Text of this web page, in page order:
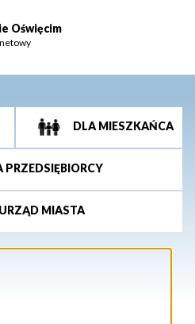
Oświęcim
DLA MIESZKAŃCA
PRZEDSIĘBIORCY
URZĄD MIASTA